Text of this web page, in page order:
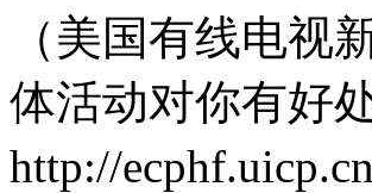
（美国有线电视
体活动对你有好
http://